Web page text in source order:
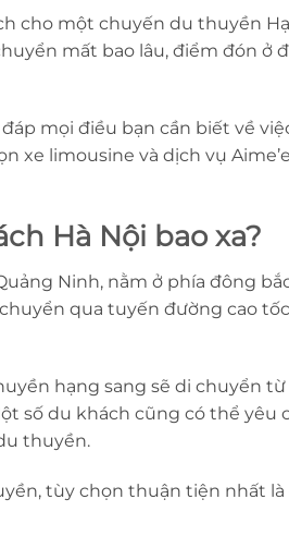
cho một chuyến du thuyền
mất bao lâu, điểm đón ở
mọi điều bạn cần biết về
xe limousine và dịch vụ
Hà Nội bao xa?
Ninh, nằm ở phía đông
qua tuyến đường cao
hạng sang sẽ di chuyển
số du khách cũng có thể
thuyền.
tùy chọn thuận tiện nhất